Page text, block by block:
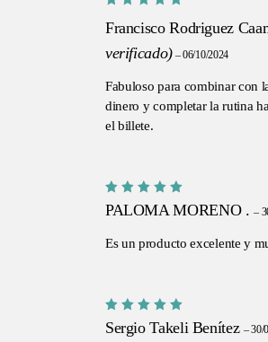
con5de
Francisco Rodriguez
verificado) –06/10/2024
Fabuloso para combinar con
dinero y completar la rutina
el billete.
Valorado
con5de
PALOMA MORENO .–
Es un producto excelente y
Valorado
con5de
Sergio Takeli Benítez –30/